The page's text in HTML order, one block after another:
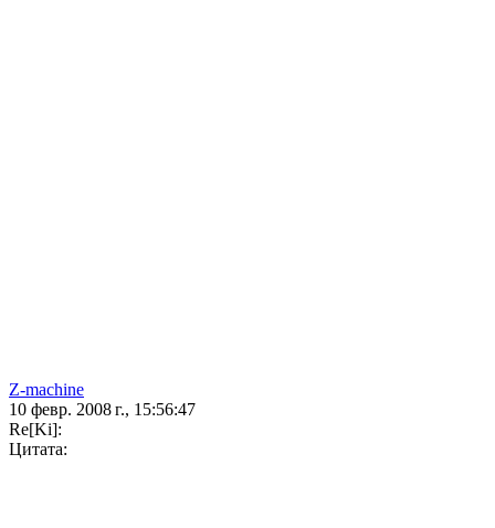
Z-machine
10 февр. 2008 г., 15:56:47
Re[Ki]:
Цитата: